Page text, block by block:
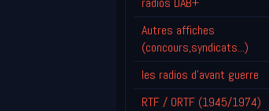
Autres affiches
(concours,syndicats...)
les radios d'avant guerre
RTF / ORTF (1945/1974)